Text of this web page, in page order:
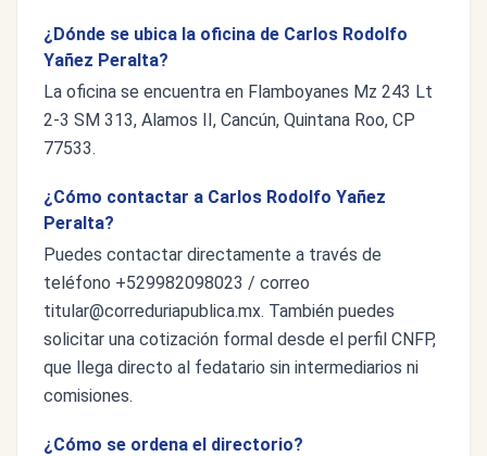
¿Dónde se ubica la oficina de Carlos Rodolfo
Yañez Peralta?
La oficina se encuentra en Flamboyanes Mz 243 Lt
2-3 SM 313, Alamos II, Cancún, Quintana Roo, CP
77533.
¿Cómo contactar a Carlos Rodolfo Yañez
Peralta?
Puedes contactar directamente a través de
teléfono +529982098023 / correo
titular@correduriapublica.mx. También puedes
solicitar una cotización formal desde el perfil CNFP,
que llega directo al fedatario sin intermediarios ni
comisiones.
¿Cómo se ordena el directorio?